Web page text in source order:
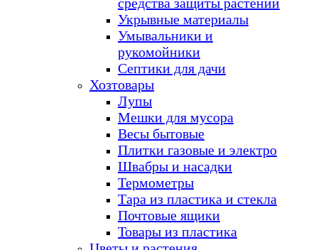
Укрывные материалы
Умывальники и
рукомойники
Септики для дачи
Хозтовары
Лупы
Мешки для мусора
Весы бытовые
Плитки газовые и электро
Швабры и насадки
Термометры
Тара из пластика и стекла
Почтовые ящики
Товары из пластика